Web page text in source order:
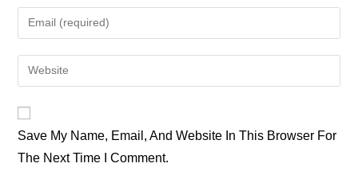
Name
Or
To
Comment
Enter
Your
Email
Address
Enter
Your
URL
(optional)
Save My Name, Email, And Website In This Browser For
The Next Time I Comment.